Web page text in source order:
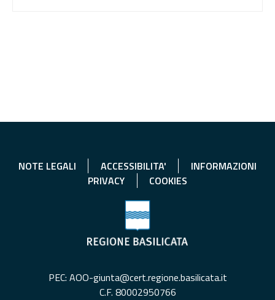
NOTE LEGALI ACCESSIBILITA'
INFORMAZIONI
PRIVACY
COOKIES
PEC: AOO-giunta@cert.regione.basilicata.it
C.F. 80002950766